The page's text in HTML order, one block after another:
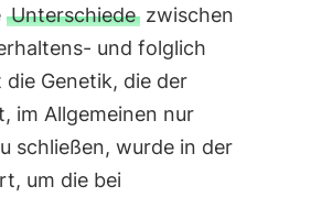
Unterschiedezwischen
und folglich
Genetik, die der
im Allgemeinen nur
schließen, wurde in der
um die bei